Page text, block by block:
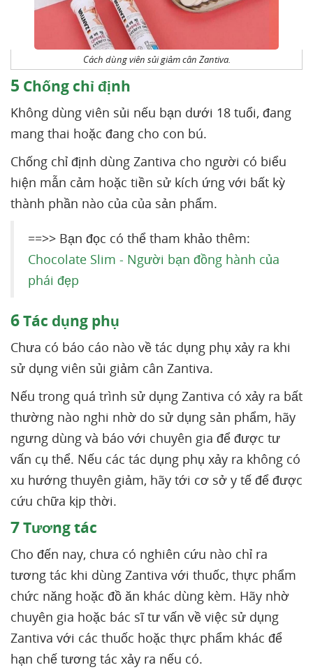
Cách dùng viên sủi giảm cân Zantiva.
5 Chống chỉ định
Không dùng viên sủi nếu bạn dưới 18 tuổi, đang
mang thai hoặc đang cho con bú.
Chống chỉ định dùng Zantiva cho người có biểu
hiện mẫn cảm hoặc tiền sử kích ứng với bất kỳ
thành phần nào của của sản phẩm.
==>> Bạn đọc có thể tham khảo thêm:
Chocolate Slim - Người bạn đồng hành của
phái đẹp
6Tác dụng phụ
Chưa có báo cáo nào về tác dụng phụ xảy ra khi
sử dụng viên sủi giảm cân Zantiva.
Nếu trong quá trình sử dụng Zantiva có xảy ra bất
thường nào nghi nhờ do sử dụng sản phẩm, hãy
ngưng dùng và báo với chuyên gia để được tư
vấn cụ thể. Nếu các tác dụng phụ xảy ra không có
xu hướng thuyên giảm, hãy tới cơ sở y tế để được
cứu chữa kịp thời.
7Tương tác
Cho đến nay, chưa có nghiên cứu nào chỉ ra
tương tác khi dùng Zantiva với thuốc, thực phẩm
chức năng hoặc đồ ăn khác dùng kèm. Hãy nhờ
chuyên gia hoặc bác sĩ tư vấn về việc sử dụng
Zantiva với các thuốc hoặc thực phẩm khác để
hạn chế tương tác xảy ra nếu có.